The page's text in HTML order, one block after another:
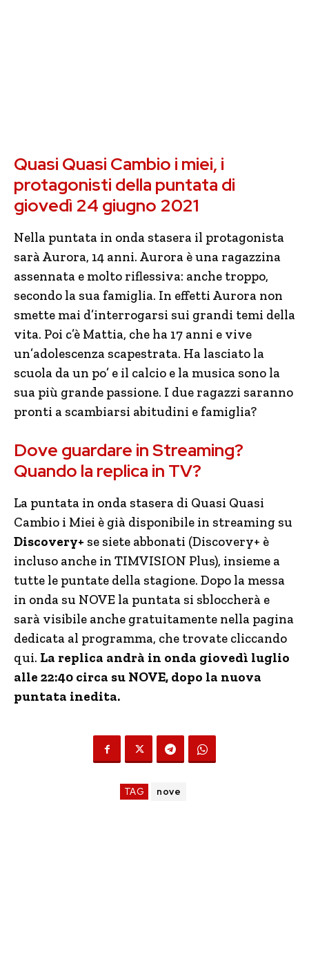
Quasi Quasi Cambio i miei, i
protagonisti della puntata di
giovedì 24 giugno 2021
Nella puntata in onda stasera il protagonista
sarà Aurora, 14 anni. Aurora è una ragazzina
assennata e molto riflessiva: anche troppo,
secondo la sua famiglia. In effetti Aurora non
smette mai d’interrogarsi sui grandi temi della
vita. Poi c’è Mattia, che ha 17 anni e vive
un’adolescenza scapestrata. Ha lasciato la
scuola da un po’ e il calcio e la musica sono la
sua più grande passione. I due ragazzi saranno
pronti a scambiarsi abitudini e famiglia?
Dove guardare in Streaming?
Quando la replica in TV?
La puntata in onda stasera di Quasi Quasi
Cambio i Miei è già disponibile in streaming su
Discovery+ se siete abbonati (Discovery+ è
incluso anche in TIMVISION Plus), insieme a
tutte le puntate della stagione. Dopo la messa
in onda su NOVE la puntata si sbloccherà e
sarà visibile anche gratuitamente nella pagina
dedicata al programma, che trovate cliccando
qui. La replica andrà in onda giovedì luglio
alle 22:40 circa su NOVE, dopo la nuova
puntata inedita.
TAG nove